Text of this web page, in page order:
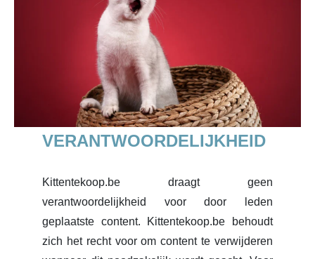
VERANTWOORDELIJKHEID
Kittentekoop.be draagt geen
verantwoordelijkheid voor door leden
geplaatste content. Kittentekoop.be behoudt
zich het recht voor om content te verwijderen